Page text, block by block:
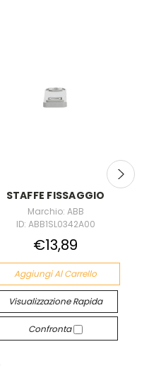
STAFFE FISSAGGIO
Marchio: ABB
ID: ABB1SL0342A00
€13,89
Aggiungi Al Carrello
Visualizzazione Rapida
Confronta